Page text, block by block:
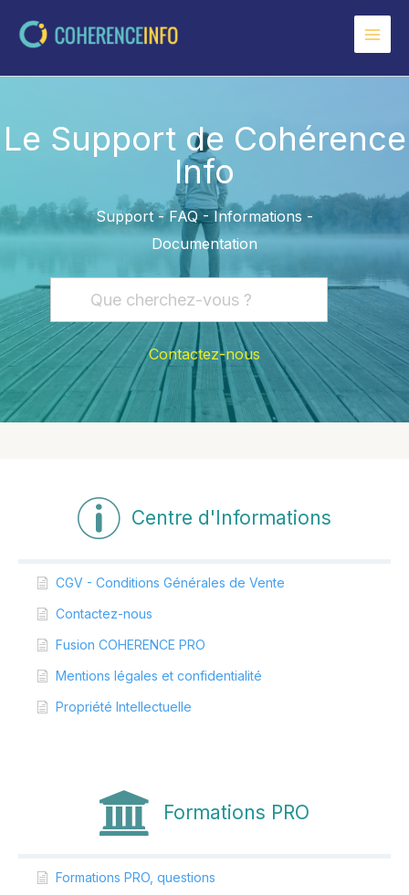
Le Support de Cohérence
Info
Support - FAQ - Informations -
Documentation
Contactez-nous
Centre d'Informations
CGV - Conditions Générales de Vente
Contactez-nous
Fusion COHERENCE PRO
Mentions légales et confidentialité
Propriété Intellectuelle
Formations PRO
Formations PRO, questions